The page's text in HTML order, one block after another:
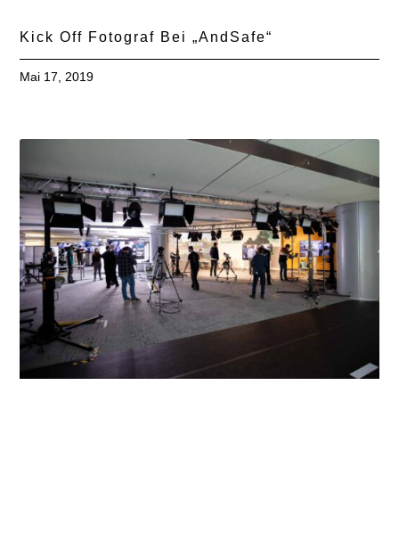
Kick Off Fotograf Bei „AndSafe“
Mai 17, 2019